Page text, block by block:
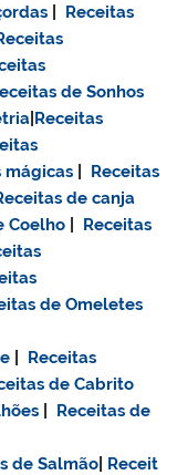
Receitas
de Sonhos
Receitas
mágicas
Receitas
de canja
Coelho
Receitas
de Omeletes
Receitas
de Cabrito
Receitas de
de Salmão Receit